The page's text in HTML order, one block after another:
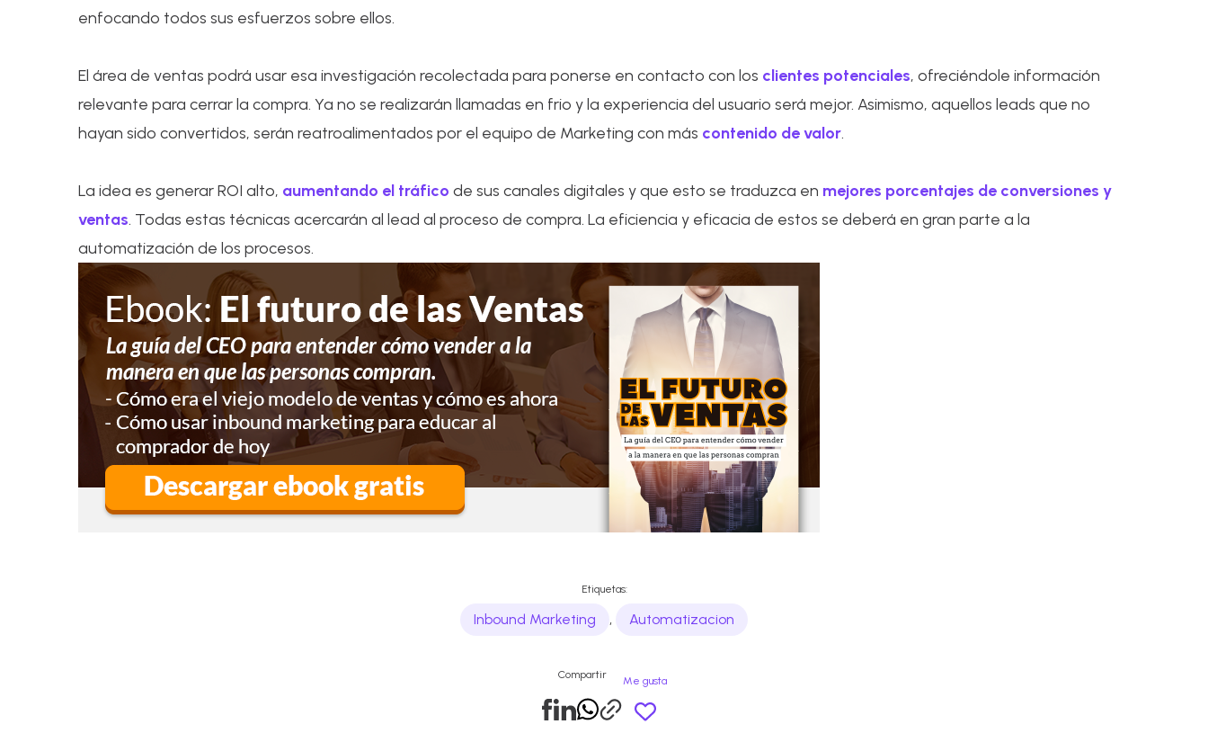
enfocando todos sus esfuerzos sobre ellos.
El área de ventas podrá usar esa investigación recolectada para ponerse en contacto con los clientes potenciales, ofreciéndole información
relevante para cerrar la compra. Ya no se realizarán llamadas en frio y la experiencia del usuario será mejor. Asimismo, aquellos leads que no
hayan sido convertidos, serán reatroalimentados por el equipo de Marketing con más contenido de valor.
La idea es generar ROI alto, aumentando el tráfico de sus canales digitales y que esto se traduzca en mejores porcentajes de conversiones y
ventas. Todas estas técnicas acercarán al lead al proceso de compra. La eficiencia y eficacia de estos se deberá en gran parte a la
automatización de los procesos.
Etiquetas:
Inbound Marketing , Automatizacion
Compartir Me gusta